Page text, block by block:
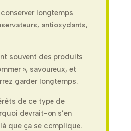
longtemps
antioxydants,
souvent des produits
», savoureux, et
garder longtemps.
de ce type de
devrait-on s’en
là que ça se complique.